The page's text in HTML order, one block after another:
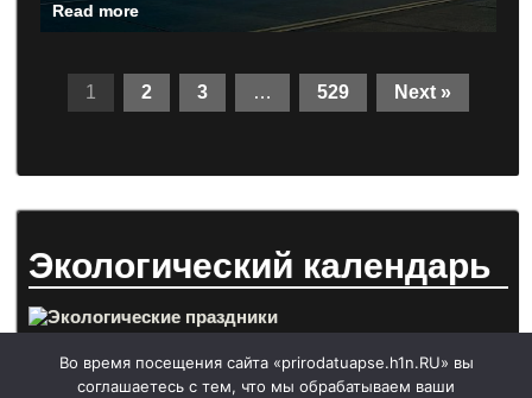
Read more
1 2 3 … 529 Next »
Экологический календарь
Во время посещения сайта «prirodatuapse.h1n.RU» вы
соглашаетесь с тем, что мы обрабатываем ваши